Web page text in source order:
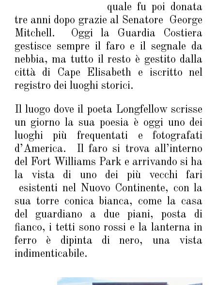
quale fu poi donata
tre anni dopo grazie al Senatore George
Mitchell. Oggi la Guardia Costiera
gestisce sempre il faro e il segnale da
nebbia, ma tutto il resto è gestito dalla
città di Cape Elisabeth e iscritto nel
registro dei luoghi storici.
Il luogo dove il poeta Longfellow scrisse
un giorno la sua poesia è oggi uno dei
luoghi più frequentati e fotografati
d’America. Il faro si trova all’interno
del Fort Williams Park e arrivando si ha
la vista di uno dei più vecchi fari
esistenti nel Nuovo Continente, con la
sua torre conica bianca, come la casa
del guardiano a due piani, posta di
fianco, i tetti sono rossi e la lanterna in
ferro è dipinta di nero, una vista
indimenticabile.